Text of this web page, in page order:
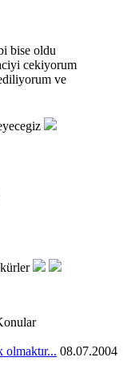
bise oldu
cekiyorum
ve
olmaktır... 08.07.2004